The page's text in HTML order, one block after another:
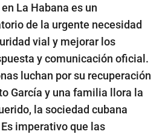
La Habana es un
de la urgente necesidad
vial y mejorar los
y comunicación oficial.
luchan por su recuperación
García y una familia llora la
la sociedad cubana
imperativo que las